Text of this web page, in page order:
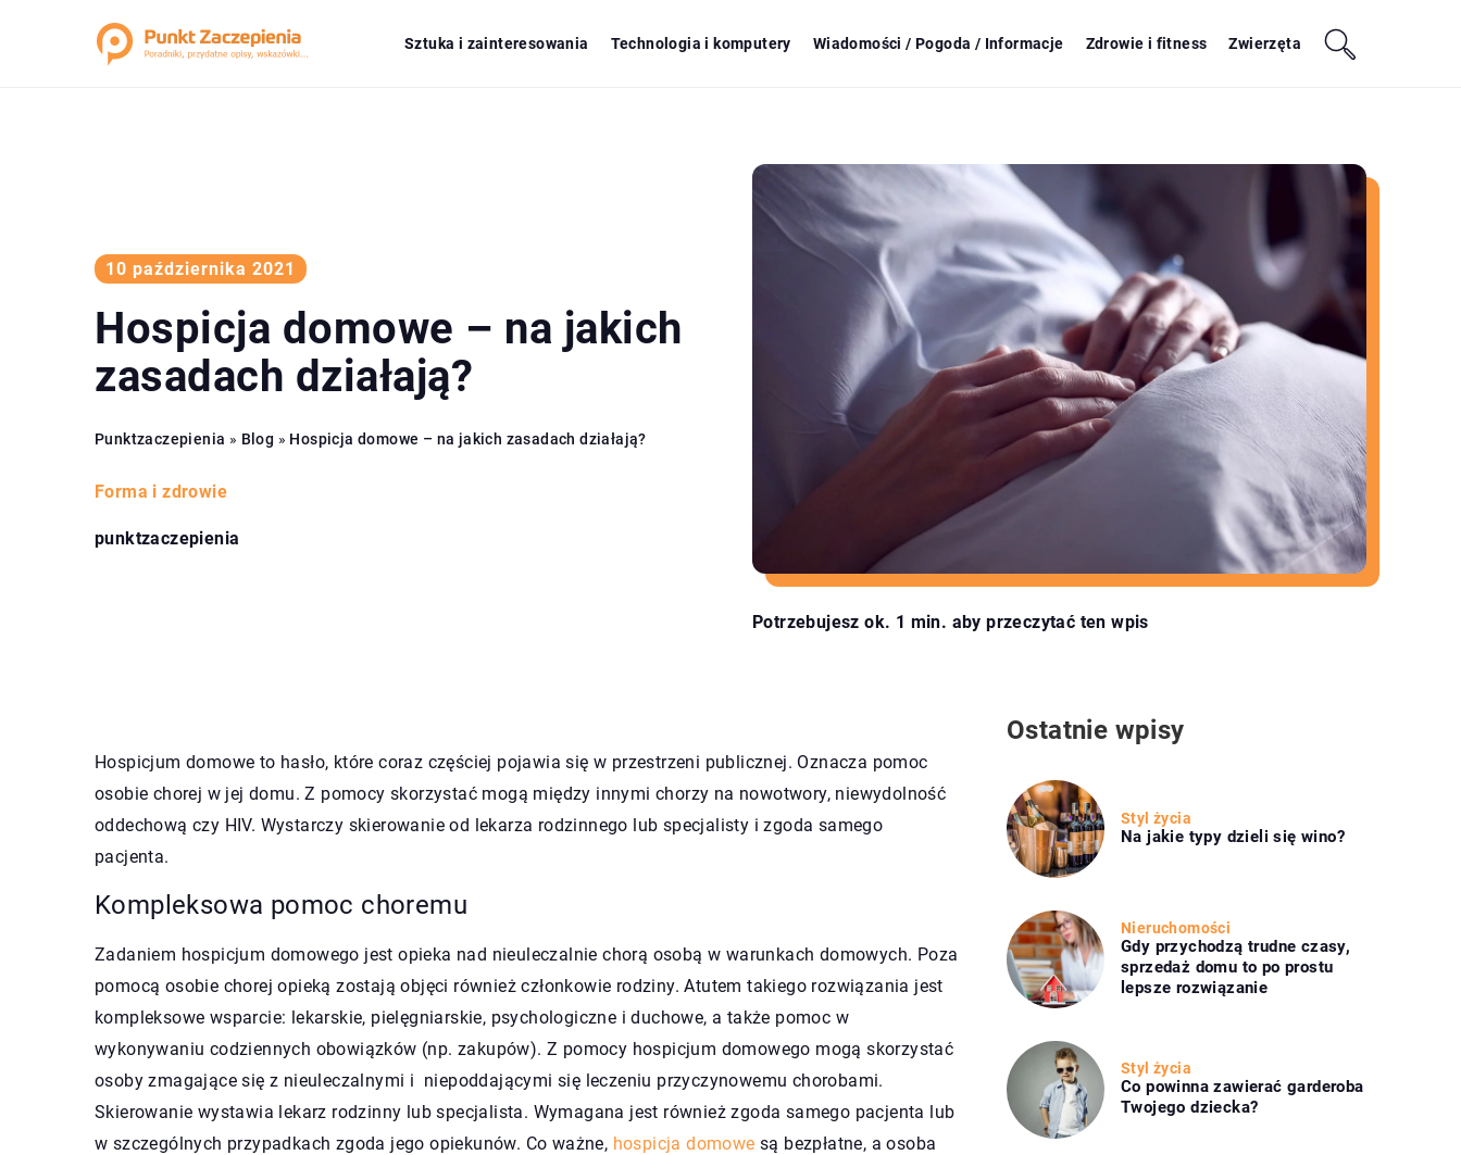
Sztuka i zainteresowania Technologia i komputery Wiadomości / Pogoda / Informacje Zdrowie i fitness Zwierzęta
10 października 2021
Hospicja domowe – na jakich
zasadach działają?
Punktzaczepienia » Blog » Hospicja domowe – na jakich zasadach działają?
Forma i zdrowie
punktzaczepienia
Potrzebujesz ok. 1 min. aby przeczytać ten wpis
Hospicjum domowe to hasło, które coraz częściej pojawia się w przestrzeni publicznej. Oznacza pomoc
osobie chorej w jej domu. Z pomocy skorzystać mogą między innymi chorzy na nowotwory, niewydolność
oddechową czy HIV. Wystarczy skierowanie od lekarza rodzinnego lub specjalisty i zgoda samego
pacjenta.
Kompleksowa pomoc choremu
Zadaniem hospicjum domowego jest opieka nad nieuleczalnie chorą osobą w warunkach domowych. Poza
pomocą osobie chorej opieką zostają objęci również członkowie rodziny. Atutem takiego rozwiązania jest
kompleksowe wsparcie: lekarskie, pielęgniarskie, psychologiczne i duchowe, a także pomoc w
wykonywaniu codziennych obowiązków (np. zakupów). Z pomocy hospicjum domowego mogą skorzystać
osoby zmagające się z nieuleczalnymi i niepoddającymi się leczeniu przyczynowemu chorobami.
Skierowanie wystawia lekarz rodzinny lub specjalista. Wymagana jest również zgoda samego pacjenta lub
w szczególnych przypadkach zgoda jego opiekunów. Co ważne, hospicja domowe są bezpłatne, a osoba
Ostatnie wpisy
Styl życia
Na jakie typy dzieli się wino?
Nieruchomości
Gdy przychodzą trudne czasy,
sprzedaż domu to po prostu
lepsze rozwiązanie
Styl życia
Co powinna zawierać garderoba
Twojego dziecka?